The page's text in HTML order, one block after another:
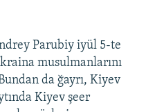
Parubiy iyül 5-te
musulmanlarını
da ğayrı, Kiyev
Kiyev şeer